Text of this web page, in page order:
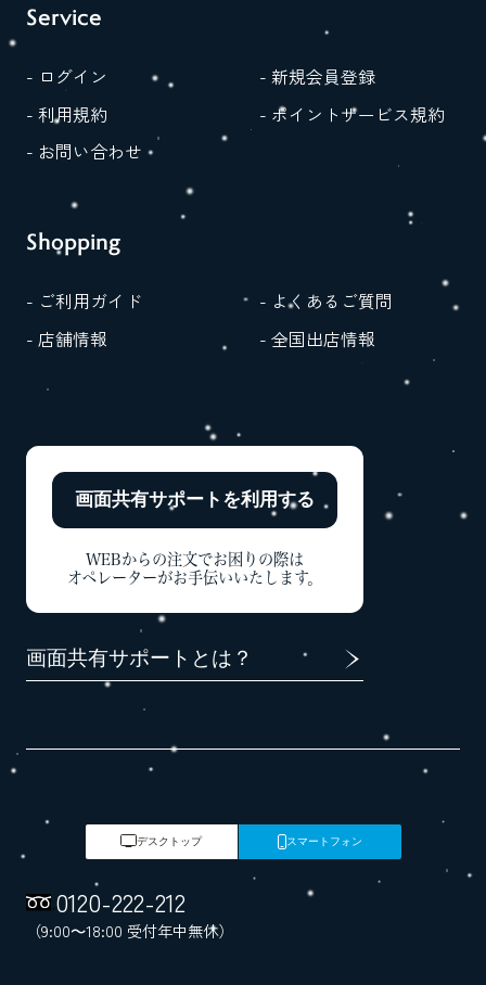
Service
- ログイン
- 新規会員登録
- 利用規約
- ポイントサービス規約
- お問い合わせ
Shopping
- ご利用ガイド
- よくあるご質問
- 店舗情報
- 全国出店情報
画面共有サポートを利用する
WEBからの注文でお困りの際は
オペレーターがお手伝いいたします。
画面共有サポートとは？
デスクトップ スマートフォン
0120-222-212
（9:00～18:00 受付年中無休）